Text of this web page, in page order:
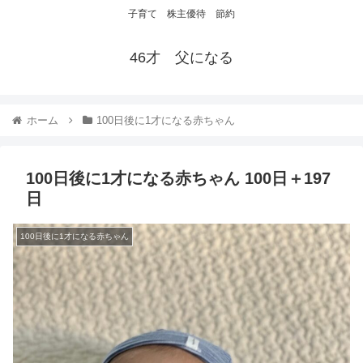
子育て 株主優待 節約
46才 父になる
ホーム 100日後に1才になる赤ちゃん
100日後に1才になる赤ちゃん 100日＋197
日
100日後に1才になる赤ちゃん